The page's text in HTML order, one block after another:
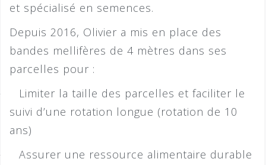
et spécialisé en semences.
Depuis 2016, Olivier a mis en place des
bandes mellifères de 4 mètres dans ses
parcelles pour :
Limiter la taille des parcelles et faciliter le
suivi d’une rotation longue (rotation de 10
ans)
Assurer une ressource alimentaire durable